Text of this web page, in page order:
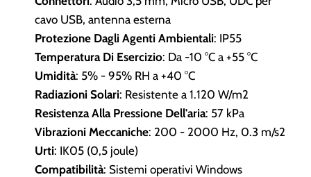
cavo USB, antenna esterna
Protezione Dagli Agenti Ambientali: IP55
Temperatura Di Esercizio: Da -10 °C a +55 °C
Umidità: 5% - 95% RH a +40 °C
Radiazioni Solari: Resistente a 1.120 W/m2
Resistenza Alla Pressione Dell'aria: 57 kPa
Vibrazioni Meccaniche: 200 - 2000 Hz, 0.3 m/s2
Urti: IK05 (0,5 joule)
Compatibilità: Sistemi operativi Windows